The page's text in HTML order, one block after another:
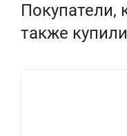
Покупатели,
также купили